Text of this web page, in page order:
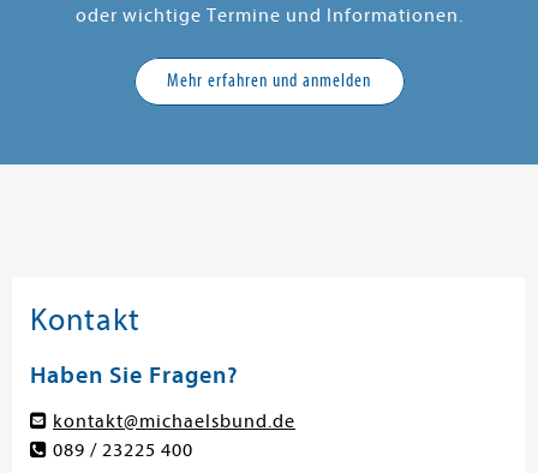
oder wichtige Termine und Informationen.
Mehr erfahren und anmelden
Kontakt
Haben Sie Fragen?
kontakt@michaelsbund.de
089 / 23225 400